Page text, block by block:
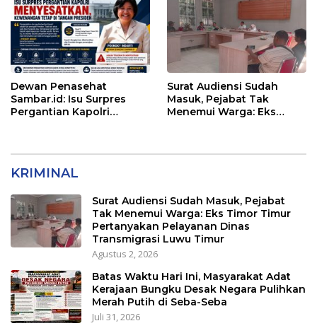
Dewan Penasehat
Sambar.id: Isu Surpres
Pergantian Kapolri
Surat Audiensi Sudah
Masuk, Pejabat Tak
Menemui Warga: Eks
KRIMINAL
Surat Audiensi Sudah Masuk, Pejabat
Tak Menemui Warga: Eks Timor Timur
Pertanyakan Pelayanan Dinas
Transmigrasi Luwu Timur
Agustus 2, 2026
Batas Waktu Hari Ini, Masyarakat Adat
Kerajaan Bungku Desak Negara Pulihkan
Merah Putih di Seba-Seba
Juli 31, 2026